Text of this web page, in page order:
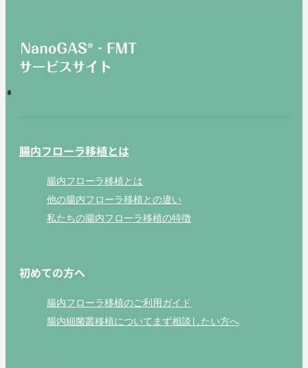
腸内フローラ移植とは
腸内フローラ移植とは
他の腸内フローラ移植との違い
私たちの腸内フローラ移植の特徴
初めての方へ
腸内フローラ移植のご利用ガイド
腸内細菌叢移植についてまず相談したい方へ